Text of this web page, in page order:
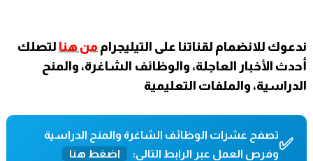
ندعوك للانضمام لقناتنا على التيليجرام من هنا لتصلك
أحدث الأخبار العاجلة، والوظائف الشاغرة، والمنح
الدراسية، والملفات التعليمية
✅تصفح عشرات الوظائف الشاغرة والمنح الدراسية
وفرص العمل عبر الرابط التالي:
اضغط هنا